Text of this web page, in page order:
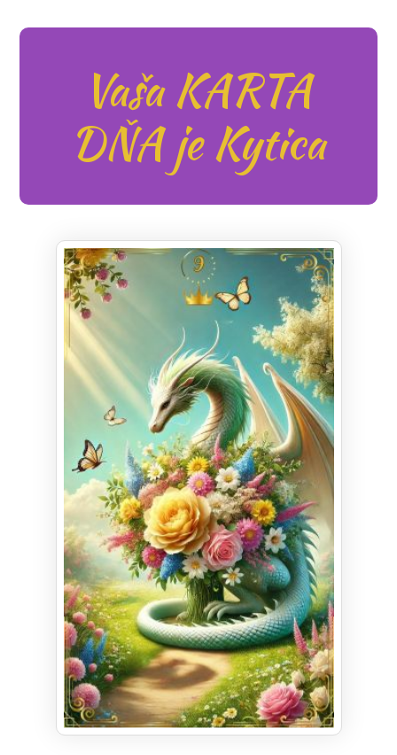
Vaša KARTA
DŇA je Kytica